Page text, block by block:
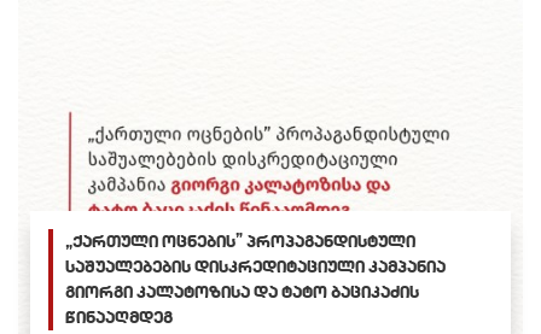
„ქართული ოცნების” პროპაგანდისტული
საშუალებების დისკრედიტაციული კამპანია
გიორგი კალატოზისა და ტატო ბაციკაძის
წინააღმდეგ